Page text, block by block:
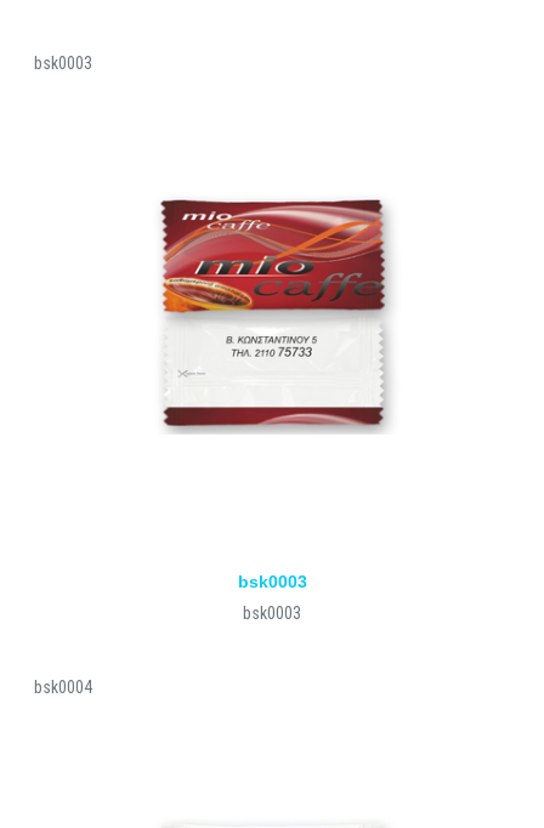
bsk0003
bsk0003
bsk0003
bsk0004